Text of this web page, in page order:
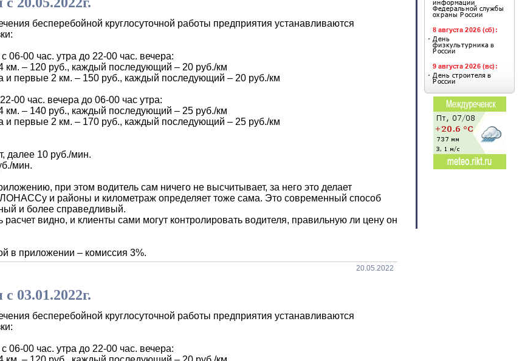
бесперебойной круглосуточной работы предприятия устанавливаются
00 час. утра до 22-00 час. вечера:
км. – 120 руб., каждый последующий – 20 руб./км
и первые 2 км. – 150 руб., каждый последующий – 20 руб./км
00 час. вечера до 06-00 час утра:
км. – 140 руб., каждый последующий – 25 руб./км
и первые 2 км. – 170 руб., каждый последующий – 25 руб./км
далее 10 руб./мин.
мин.
при этом водитель сам ничего не высчитывает, за него это делает
и районы и километраж определяет тоже сама. Это современный способ
и более справедливый.
видно, и клиенты сами могут контролировать водителя, правильную ли цену он
в приложении – комиссия 3%.
20.05.2022
03.01.2022г.
бесперебойной круглосуточной работы предприятия устанавливаются
00 час. утра до 22-00 час. вечера: